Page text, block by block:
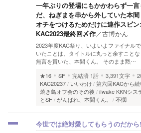
一年ぶりの登場にもかかわらず一
だ、ねぎまを串から外していた本間
オチをつけるためだけに連作スピ
KAC2023最終回〆作／古博かん
2023年度KAC祭り、いよいよファイナル
いたことは、タイトルに丸っと余すこと
無言を貫いた、本間くん。 そのまま黙…
★16
SF 完結済 1話 3,391文字
KAC20237
いいわけ 第六回KACから
焼き鳥オフ会のその後
iIwake KKNシス
とSF がんばれ、本間くん。 不憫
今世では絶対愛してもらうのだから